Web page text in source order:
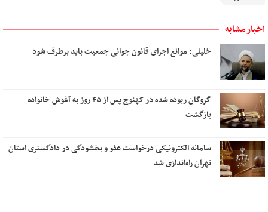
اخبار مشابه
خلیلی: موانع اجرای قانون جوانی جمعیت باید برطرف شود
گروگان ربوده‌ شده در کهنوج پس از ۴۵ روز به آغوش خانواده
بازگشت
سامانه الکترونیکی درخواست عفو و بخشودگی در دادگستری استان
تهران راه‌اندازی شد